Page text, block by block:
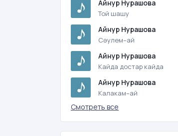
Айнур Нурашова
Той шашу
Айнур Нурашова
Сəулем–ай
Айнур Нурашова
Кайда достар кайда
Айнур Нурашова
Калакам–ай
Смотреть все